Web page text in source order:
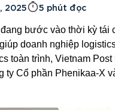
2025 5 phút đọc
bước vào thời kỳ tái
doanh nghiệp
toàn trình, Vietnam
Cổ phần Phenikaa-X